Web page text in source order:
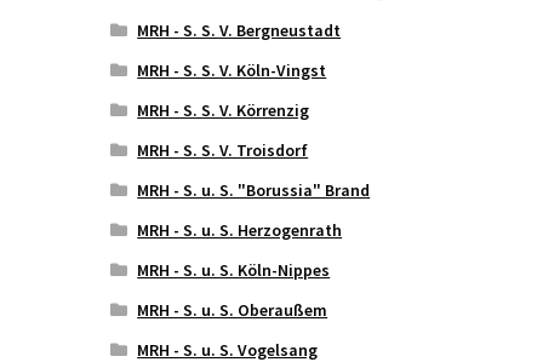
MRH - S. S. V. Bergneustadt
MRH - S. S. V. Köln-Vingst
MRH - S. S. V. Körrenzig
MRH - S. S. V. Troisdorf
MRH - S. u. S. "Borussia" Brand
MRH - S. u. S. Herzogenrath
MRH - S. u. S. Köln-Nippes
MRH - S. u. S. Oberaußem
MRH - S. u. S. Vogelsang